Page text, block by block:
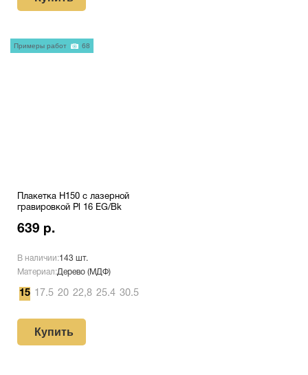
Плакетка H150 с лазерной
гравировкой Pl 16 EG/Bk
639 р.
В наличии:143 шт.
Материал:Дерево (МДФ)
15 17.5 20 22,8 25.4 30.5
Купить
Примеры работ 68